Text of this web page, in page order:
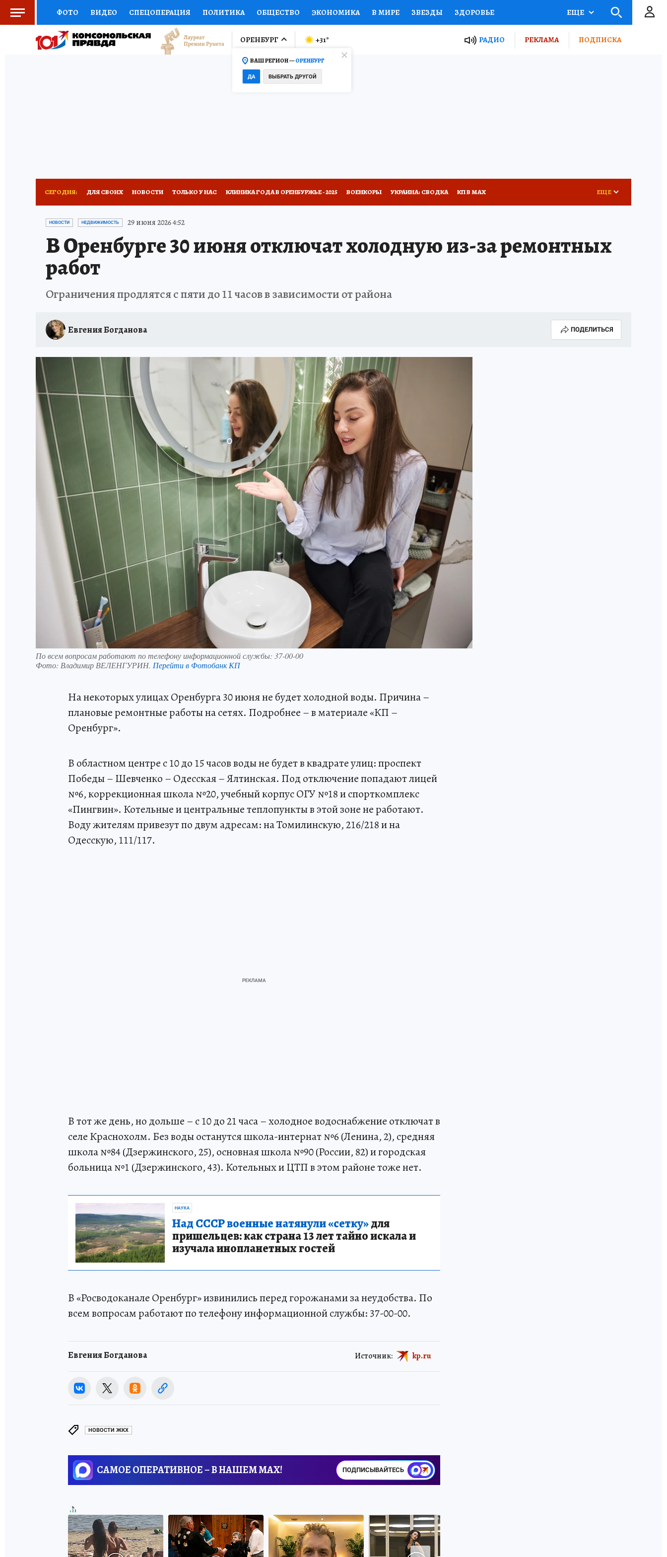
ФОТО ВИДЕО СПЕЦОПЕРАЦИЯ ПОЛИТИКА ОБЩЕСТВО ЭКОНОМИКА В МИРЕ ЗВЕЗДЫ ЗДОРОВЬЕ
СОЦПОДДЕРЖКА НАУКА СПОРТ КОЛУМНИСТЫ ПРОИСШЕСТВИЯ НАЦИОНАЛЬНЫЕ ПРОЕКТЫ РОССИИ
ОТКРЫВАЕМ МИР Я ЗНАЮ
ПРОМОКОДЫ СЕРИАЛЫ
ЕЩЕ
ОРЕНБУРГ
ВАШ РЕГИОН —ОРЕНБУРГ
ДА ВЫБРАТЬ ДРУГОЙ
+31° РАДИО РЕКЛАМА ПОДПИСКА
СЕГОДНЯ: ДЛЯ СВОИХ НОВОСТИ ТОЛЬКО У НАС КЛИНИКА ГОДА В ОРЕНБУРЖЬЕ - 2025 ВОЕНКОРЫ УКРАИНА: СВОДКА КП В МАХ
СПОРТАКТИВ ОРЕНБУРЖЬЯ - 2025
ИСПЫТАНО НА СЕБЕ
ЕЩЕ
НОВОСТИ НЕДВИЖИМОСТЬ 29 июня 2026 4:52
В Оренбурге 30 июня отключат холодную из-за ремонтных
работ
Ограничения продлятся с пяти до 11 часов в зависимости от района
Евгения Богданова ПОДЕЛИТЬСЯ
По всем вопросам работают по телефону информационной службы: 37-00-00
Фото: Владимир ВЕЛЕНГУРИН. Перейти в Фотобанк КП
На некоторых улицах Оренбурга 30 июня не будет холодной воды. Причина –
плановые ремонтные работы на сетях. Подробнее – в материале «КП –
Оренбург».
В областном центре с 10 до 15 часов воды не будет в квадрате улиц: проспект
Победы – Шевченко – Одесская – Ялтинская. Под отключение попадают лицей
№6, коррекционная школа №20, учебный корпус ОГУ №18 и спорткомплекс
«Пингвин». Котельные и центральные теплопункты в этой зоне не работают.
Воду жителям привезут по двум адресам: на Томилинскую, 216/218 и на
Одесскую, 111/117.
В тот же день, но дольше – с 10 до 21 часа – холодное водоснабжение отключат в
селе Краснохолм. Без воды останутся школа-интернат №6 (Ленина, 2), средняя
школа №84 (Дзержинского, 25), основная школа №90 (России, 82) и городская
больница №1 (Дзержинского, 43). Котельных и ЦТП в этом районе тоже нет.
НАУКА
Над СССР военные натянули «сетку»для
пришельцев: как страна 13 лет тайно искала и
изучала инопланетных гостей
В «Росводоканале Оренбург» извинились перед горожанами за неудобства. По
всем вопросам работают по телефону информационной службы: 37-00-00.
Евгения Богданова Источник: kp.ru
НОВОСТИ ЖКХ
САМОЕ ОПЕРАТИВНОЕ – В НАШЕМ MAX! ПОДПИСЫВАЙТЕСЬ